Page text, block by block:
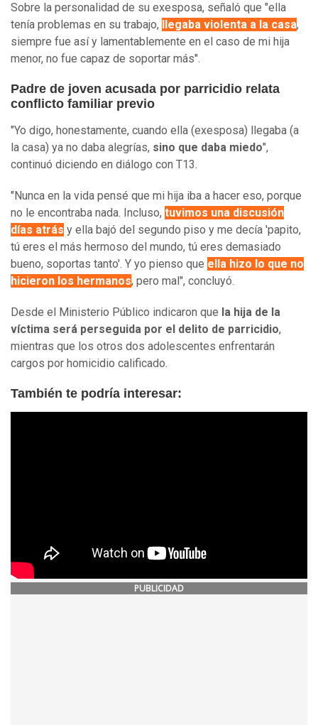
Sobre la personalidad de su exesposa, señaló que "ella
tenía problemas en su trabajo, llegaba violenta a la casa,
siempre fue así y lamentablemente en el caso de mi hija
menor, no fue capaz de soportar más".
Padre de joven acusada por parricidio relata
conflicto familiar previo
"Yo digo, honestamente, cuando ella (exesposa) llegaba (a
la casa) ya no daba alegrías, sino que daba miedo",
continuó diciendo en diálogo con T13.
"Nunca en la vida pensé que mi hija iba a hacer eso, porque
no le encontraba nada. Incluso, tuvimos una discusión
días atrás y ella bajó del segundo piso y me decía 'papito,
tú eres el más hermoso del mundo, tú eres demasiado
bueno, soportas tanto'. Y yo pienso que ella hizo lo que no
hicieron los hermanos, pero mal", concluyó.
Desde el Ministerio Público indicaron que la hija de la
víctima será perseguida por el delito de parricidio,
mientras que los otros dos adolescentes enfrentarán
cargos por homicidio calificado.
También te podría interesar:
PUBLICIDAD